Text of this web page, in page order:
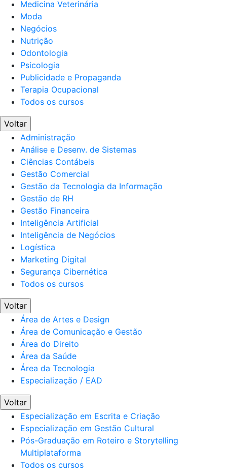
Medicina Veterinária
Moda
Negócios
Nutrição
Odontologia
Psicologia
Publicidade e Propaganda
Terapia Ocupacional
Todos os cursos
Voltar
Administração
Análise e Desenv. de Sistemas
Ciências Contábeis
Gestão Comercial
Gestão da Tecnologia da Informação
Gestão de RH
Gestão Financeira
Inteligência Artificial
Inteligência de Negócios
Logística
Marketing Digital
Segurança Cibernética
Todos os cursos
Voltar
Área de Artes e Design
Área de Comunicação e Gestão
Área do Direito
Área da Saúde
Área da Tecnologia
Especialização / EAD
Voltar
Especialização em Escrita e Criação
Especialização em Gestão Cultural
Pós-Graduação em Roteiro e Storytelling
Multiplataforma
Todos os cursos